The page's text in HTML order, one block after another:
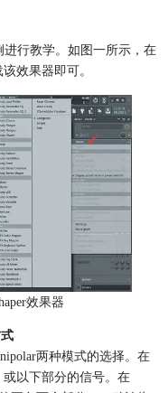
进行教学。如图一所示，在
效果器即可。
效果器
两种模式的选择。在
以下部分的信号。在